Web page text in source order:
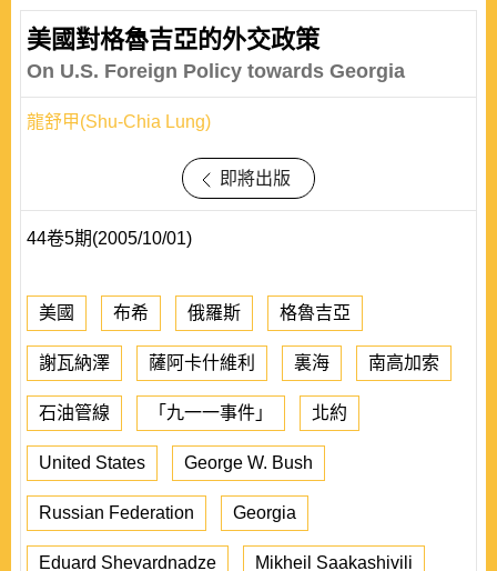
美國對格魯吉亞的外交政策
On U.S. Foreign Policy towards Georgia
龍舒甲(Shu-Chia Lung)
即將出版
44卷5期(2005/10/01)
美國 布希 俄羅斯 格魯吉亞
謝瓦納澤 薩阿卡什維利 裏海 南高加索
石油管線 「九一一事件」 北約
United States George W. Bush
Russian Federation Georgia
Eduard Shevardnadze Mikheil Saakashivili